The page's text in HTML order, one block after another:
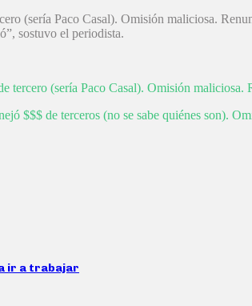
(sería Paco Casal). Omisión maliciosa.
sostuvo el periodista.
(sería Paco Casal). Omisión maliciosa.
$$$ de terceros (no se sabe quiénes son).
ir a trabajar